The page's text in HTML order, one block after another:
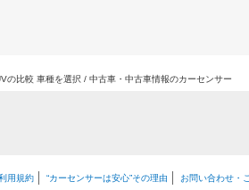
の比較 車種を選択 / 中古車・中古車情報のカーセンサー
用規約 “カーセンサーは安心”その理由 お問い合わせ・